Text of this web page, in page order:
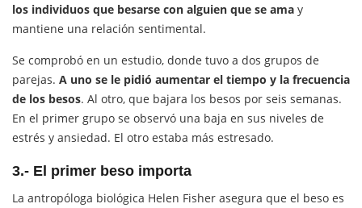
los individuos que besarse con alguien que se ama y
mantiene una relación sentimental.
Se comprobó en un estudio, donde tuvo a dos grupos de
parejas. A uno se le pidió aumentar el tiempo y la frecuencia
de los besos. Al otro, que bajara los besos por seis semanas.
En el primer grupo se observó una baja en sus niveles de
estrés y ansiedad. El otro estaba más estresado.
3.- El primer beso importa
La antropóloga biológica Helen Fisher asegura que el beso es